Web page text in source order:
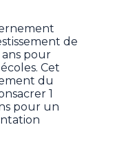
de
pour
Cet
du
1
pour un